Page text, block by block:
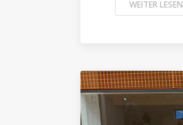
WEITER LESEN